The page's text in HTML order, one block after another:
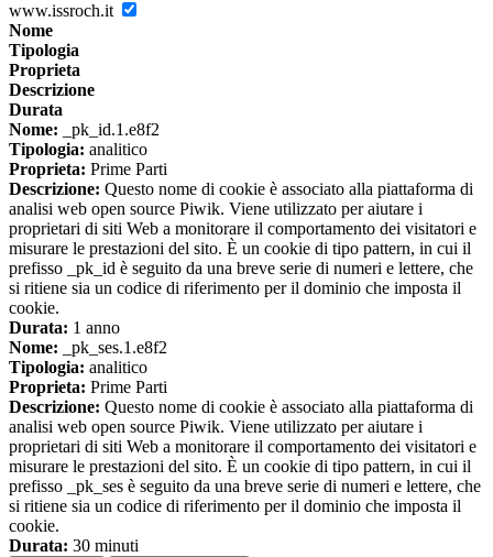
www.issroch.it
Nome
Tipologia
Proprieta
Descrizione
Durata
Nome: _pk_id.1.e8f2
Tipologia: analitico
Proprieta: Prime Parti
Descrizione: Questo nome di cookie è associato alla piattaforma di
analisi web open source Piwik. Viene utilizzato per aiutare i
proprietari di siti Web a monitorare il comportamento dei visitatori e
misurare le prestazioni del sito. È un cookie di tipo pattern, in cui il
prefisso _pk_id è seguito da una breve serie di numeri e lettere, che
si ritiene sia un codice di riferimento per il dominio che imposta il
cookie.
Durata: 1 anno
Nome: _pk_ses.1.e8f2
Tipologia: analitico
Proprieta: Prime Parti
Descrizione: Questo nome di cookie è associato alla piattaforma di
analisi web open source Piwik. Viene utilizzato per aiutare i
proprietari di siti Web a monitorare il comportamento dei visitatori e
misurare le prestazioni del sito. È un cookie di tipo pattern, in cui il
prefisso _pk_ses è seguito da una breve serie di numeri e lettere, che
si ritiene sia un codice di riferimento per il dominio che imposta il
cookie.
Durata: 30 minuti